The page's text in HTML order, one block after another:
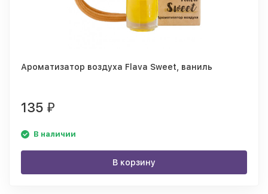
Ароматизатор воздуха Flava Sweet, ваниль
135 ₽
В наличии
В корзину